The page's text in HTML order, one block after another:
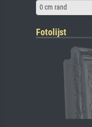
0 cm rand
Fotolijst